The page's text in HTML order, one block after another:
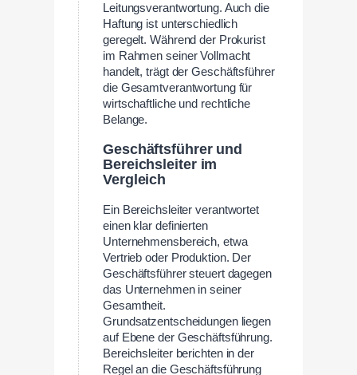
Leitungsverantwortung. Auch die
Haftung ist unterschiedlich
geregelt. Während der Prokurist
im Rahmen seiner Vollmacht
handelt, trägt der Geschäftsführer
die Gesamtverantwortung für
wirtschaftliche und rechtliche
Belange.
Geschäftsführer und
Bereichsleiter im
Vergleich
Ein Bereichsleiter verantwortet
einen klar definierten
Unternehmensbereich, etwa
Vertrieb oder Produktion. Der
Geschäftsführer steuert dagegen
das Unternehmen in seiner
Gesamtheit.
Grundsatzentscheidungen liegen
auf Ebene der Geschäftsführung.
Bereichsleiter berichten in der
Regel an die Geschäftsführung